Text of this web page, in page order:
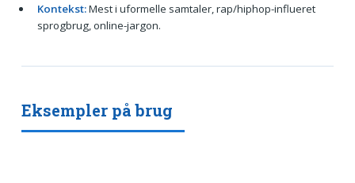
Kontekst:Mest i uformelle samtaler, rap/hiphop-influeret
sprogbrug, online-jargon.
Eksempler på brug